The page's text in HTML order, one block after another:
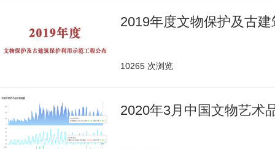
2019年度文物保护及古
10265 次浏览
2020年3月中国文物艺术